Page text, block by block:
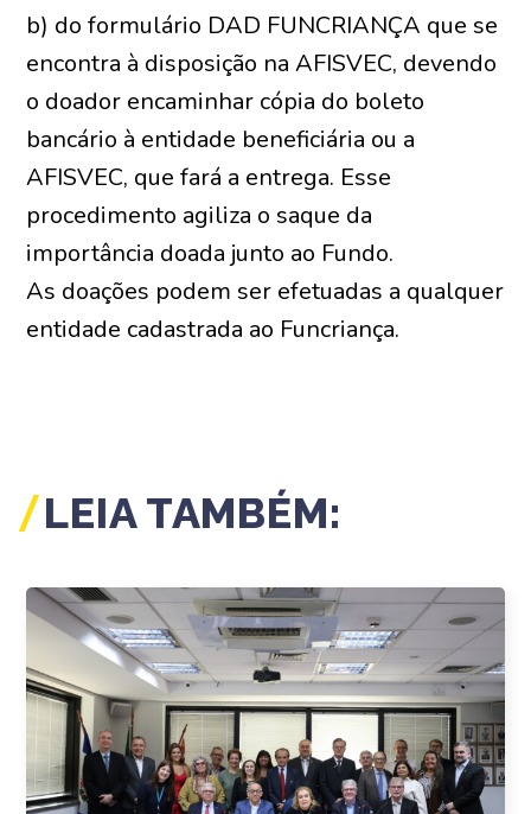
b) do formulário DAD FUNCRIANÇA que se
encontra à disposição na AFISVEC, devendo
o doador encaminhar cópia do boleto
bancário à entidade beneficiária ou a
AFISVEC, que fará a entrega. Esse
procedimento agiliza o saque da
importância doada junto ao Fundo.
As doações podem ser efetuadas a qualquer
entidade cadastrada ao Funcriança.
LEIA TAMBÉM: